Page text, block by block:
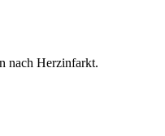
nach Herzinfarkt.